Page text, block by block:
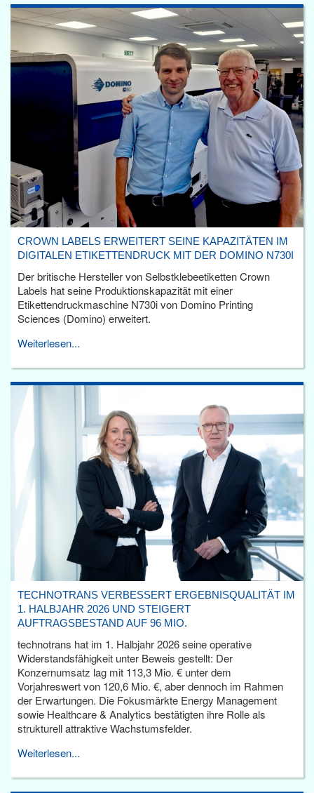
CROWN LABELS ERWEITERT SEINE KAPAZITÄTEN IM
DIGITALEN ETIKETTENDRUCK MIT DER DOMINO N730I
Der britische Hersteller von Selbstklebeetiketten Crown
Labels hat seine Produktionskapazität mit einer
Etikettendruckmaschine N730i von Domino Printing
Sciences (Domino) erweitert.
Weiterlesen...
TECHNOTRANS VERBESSERT ERGEBNISQUALITÄT IM
1. HALBJAHR 2026 UND STEIGERT
AUFTRAGSBESTAND AUF 96 MIO.
technotrans hat im 1. Halbjahr 2026 seine operative
Widerstandsfähigkeit unter Beweis gestellt: Der
Konzernumsatz lag mit 113,3 Mio. € unter dem
Vorjahreswert von 120,6 Mio. €, aber dennoch im Rahmen
der Erwartungen. Die Fokusmärkte Energy Management
sowie Healthcare & Analytics bestätigten ihre Rolle als
strukturell attraktive Wachstumsfelder.
Weiterlesen...